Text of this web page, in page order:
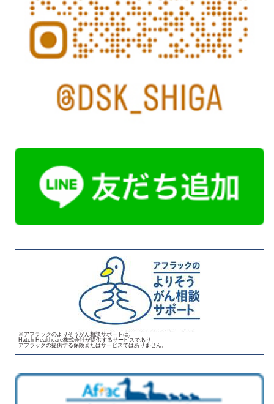
※アフラックのよりそうがん相談サポートは、
Hatch Healthcare株式会社が提供するサービスであり、
アフラックの提供する保険またはサービスではありません。